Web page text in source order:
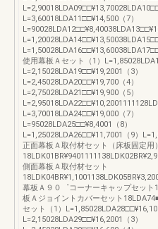
L=3,60018LDA11□□¥14,500（7）
使用幕板Ａセット（1）
L=2,15028LDA19□□¥19,2001（3）
L=2,45028LDA20□□¥19,700（4）
L=2,75028LDA21□□¥19,900（5）
L=3,70018LDA24□□¥19,000（7）
L=95028LDA25□□¥8,4001（8）
L=1,25028LDA26□□¥11,7001（9）
正面幕板Ａ取付材セット（床板固定用）
側面幕板Ａ取付材セット
幕板Ａ９０゜コーナーキャップセット
板Ａジョイントカバーセット
セット（1）
L=2,15028LDA29□□¥16,2001（3）